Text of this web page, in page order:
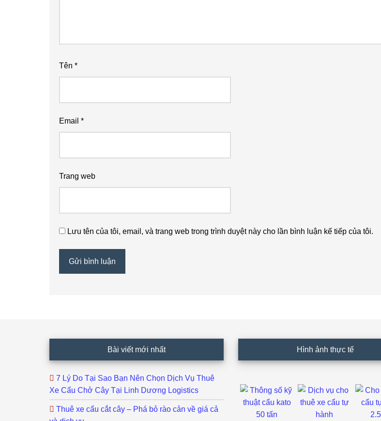
Tên *
Email *
Trang web
Lưu tên của tôi, email, và trang web trong trình duyệt này cho lần bình luận kế tiếp của tôi.
Bài viết mới nhất
7 Lý Do Tại Sao Bạn Nên Chọn Dịch Vụ Thuê
Xe Cẩu Chở Cây Tại Linh Dương Logistics
Thuê xe cẩu cắt cây – Phá bỏ rào cản về giá cả
Hình ảnh thực tế